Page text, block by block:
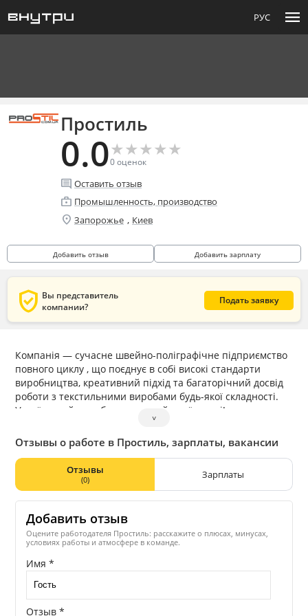
РУС menu
Простиль
0.0★
★★
★★
★★
★★
★
0оценок
comment Оставить отзыв
enterprise Промышленность, производство
location_on Запорожье , Киев
Добавить отзыв Добавить зарплату
verified_user Вы представитель
компании?
Подать заявку
Компанія — сучасне швейно-поліграфічне підприємство
повного циклу , що поєднує в собі високі стандарти
виробництва, креативний підхід та багаторічний досвід
роботи з текстильними виробами будь-якої складності.
Український виробник, европейської якості!
Наші ключові напрями діяльності:
Розробка та дизайн текстильних виробів. Ми пропонуємо
комплексні послуги — від ідеї та ескізу до готового
виробу, незалежно від рівня складності чи особливостей
Виробництво корпоративної форми та спецодягу.
Створюємо комфортний, функціональний та стильний
одяг для підприємств сфери послуг, готельно-
ресторанного бізнесу та інших галузей, де важлива
професійна та впізнавана зовнішність персоналу.
Брендування продукції. Ми не лише виготовляємо
якісний спецодяг, а й забезпечуємо професійне
нанесення логотипів та фірмових елементів за
сучасними технологіями — для сильного та впізнаваного
˅
Отзывы о работе в Простиль, зарплаты, вакансии
Отзывы
(0) Зарплаты
Добавить отзыв
Оцените работодателя Простиль: расскажите о плюсах, минусах,
условиях работы и атмосфере в команде.
Имя *
Отзыв *